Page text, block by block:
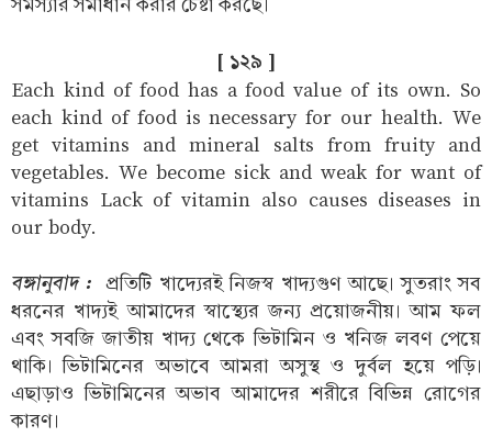
[ ১২৯ ]
Each kind of food has a food value of its own. So
each kind of food is necessary for our health. We
get vitamins and mineral salts from fruity and
vegetables. We become sick and weak for want of
vitamins Lack of vitamin also causes diseases in
our body.
বঙ্গানুবাদ : প্রতিটি খাদ্যেরই নিজস্ব খাদ্যগুণ আছে। সুতরাং সব
ধরনের খাদ্যই আমাদের স্বাস্থ্যের জন্য প্রয়োজনীয়। আম ফল
এবং সবজি জাতীয় খাদ্য থেকে ভিটামিন ও খনিজ লবণ পেয়ে
থাকি। ভিটামিনের অভাবে আমরা অসুস্থ ও দুর্বল হয়ে পড়ি।
এছাড়াও ভিটামিনের অভাব আমাদের শরীরে বিভিন্ন রোগের
কারণ।